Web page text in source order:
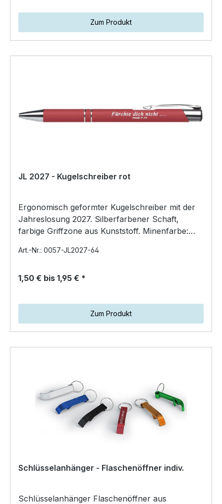
Zum Produkt
JL 2027 - Kugelschreiber rot
Ergonomisch geformter Kugelschreiber mit der
Jahreslosung 2027. Silberfarbener Schaft,
farbige Griffzone aus Kunststoff. Minenfarbe:
Art.-Nr.: 0057-JL2027-64
1,50 € bis 1,95 € *
Zum Produkt
Schlüsselanhänger - Flaschenöffner indiv.
Schlüsselanhänger Flaschenöffner aus